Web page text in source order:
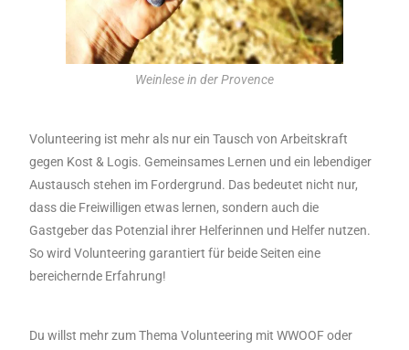
Weinlese in der Provence
Volunteering ist mehr als nur ein Tausch von Arbeitskraft
gegen Kost & Logis. Gemeinsames Lernen und ein lebendiger
Austausch stehen im Fordergrund. Das bedeutet nicht nur,
dass die Freiwilligen etwas lernen, sondern auch die
Gastgeber das Potenzial ihrer Helferinnen und Helfer nutzen.
So wird Volunteering garantiert für beide Seiten eine
bereichernde Erfahrung!
Du willst mehr zum Thema Volunteering mit WWOOF oder